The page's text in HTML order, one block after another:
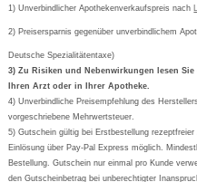
Cookie-Einstellungen
Vertrag widerrufen
Bestellschein ausfüllen
Newsletteranmeldung
Formoline
Wick
Eucerin
Basica
1) Unverbindlicher Apothekenverkaufspreis nach
2) Preisersparnis gegenüber unverbindlichem
Deutsche Spezialitätentaxe)
3) Zu Risiken und Nebenwirkungen lesen
Ihren Arzt oder in Ihrer Apotheke.
4) Unverbindliche Preisempfehlung des
vorgeschriebene Mehrwertsteuer.
5) Gutschein gültig bei Erstbestellung
Einlösung über Pay-Pal Express möglich.
Bestellung. Gutschein nur einmal pro Kunde
den Gutscheinbetrag bei unberechtigter